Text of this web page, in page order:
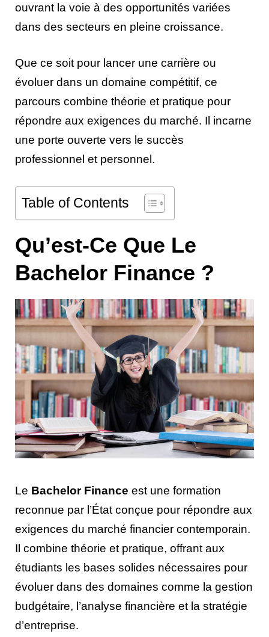
ouvrant la voie à des opportunités variées
dans des secteurs en pleine croissance.
Que ce soit pour lancer une carrière ou
évoluer dans un domaine compétitif, ce
parcours combine théorie et pratique pour
répondre aux exigences du marché. Il incarne
une porte ouverte vers le succès
professionnel et personnel.
Table of Contents
Qu’est-Ce Que Le
Bachelor Finance ?
Le Bachelor Finance est une formation
reconnue par l’État conçue pour répondre aux
exigences du marché financier contemporain.
Il combine théorie et pratique, offrant aux
étudiants les bases solides nécessaires pour
évoluer dans des domaines comme la gestion
budgétaire, l’analyse financière et la stratégie
d’entreprise.